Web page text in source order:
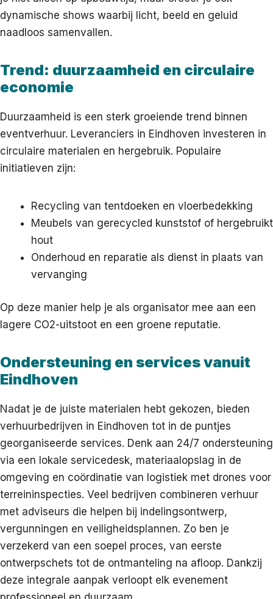
dynamische shows waarbij licht, beeld en geluid
naadloos samenvallen.
Trend: duurzaamheid en circulaire
economie
Duurzaamheid is een sterk groeiende trend binnen
eventverhuur. Leveranciers in Eindhoven investeren in
circulaire materialen en hergebruik. Populaire
initiatieven zijn:
Recycling van tentdoeken en vloerbedekking
Meubels van gerecycled kunststof of hergebruikt
hout
Onderhoud en reparatie als dienst in plaats van
vervanging
Op deze manier help je als organisator mee aan een
lagere CO2-uitstoot en een groene reputatie.
Ondersteuning en services vanuit
Eindhoven
Nadat je de juiste materialen hebt gekozen, bieden
verhuurbedrijven in Eindhoven tot in de puntjes
georganiseerde services. Denk aan 24/7 ondersteuning
via een lokale servicedesk, materiaalopslag in de
omgeving en coördinatie van logistiek met drones voor
terreininspecties. Veel bedrijven combineren verhuur
met adviseurs die helpen bij indelingsontwerp,
vergunningen en veiligheidsplannen. Zo ben je
verzekerd van een soepel proces, van eerste
ontwerpschets tot de ontmanteling na afloop. Dankzij
deze integrale aanpak verloopt elk evenement